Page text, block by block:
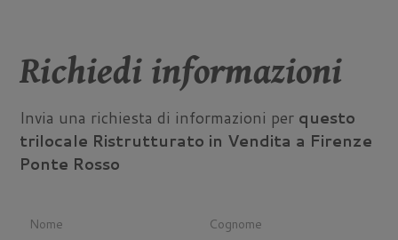
Richiedi informazioni
Invia una richiesta di informazioni per questo
trilocale Ristrutturato in Vendita a Firenze
Ponte Rosso
Nome Cognome